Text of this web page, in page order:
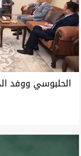
الحلبوسي ووفد